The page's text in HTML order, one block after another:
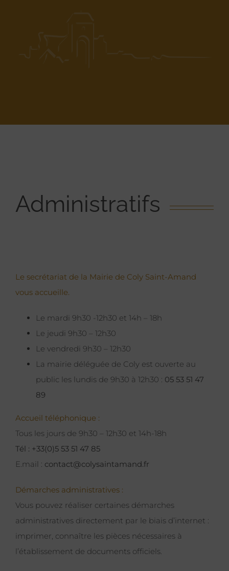
Administratifs
Le secrétariat de la Mairie de Coly Saint-Amand
vous accueille.
Le mardi 9h30 -12h30 et 14h – 18h
Le jeudi 9h30 – 12h30
Le vendredi 9h30 – 12h30
La mairie déléguée de Coly est ouverte au
public les lundis de 9h30 à 12h30 : 05 53 51 47
89
Accueil téléphonique :
Tous les jours de 9h30 – 12h30 et 14h-18h
Tél : +33(0)5 53 51 47 85
E.mail : contact@colysaintamand.fr
Démarches administratives :
Vous pouvez réaliser certaines démarches
administratives directement par le biais d’internet :
imprimer, connaître les pièces nécessaires à
l’établissement de documents officiels.